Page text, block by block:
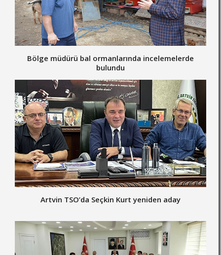
Bölge müdürü bal ormanlarında incelemelerde
bulundu
Artvin TSO’da Seçkin Kurt yeniden aday